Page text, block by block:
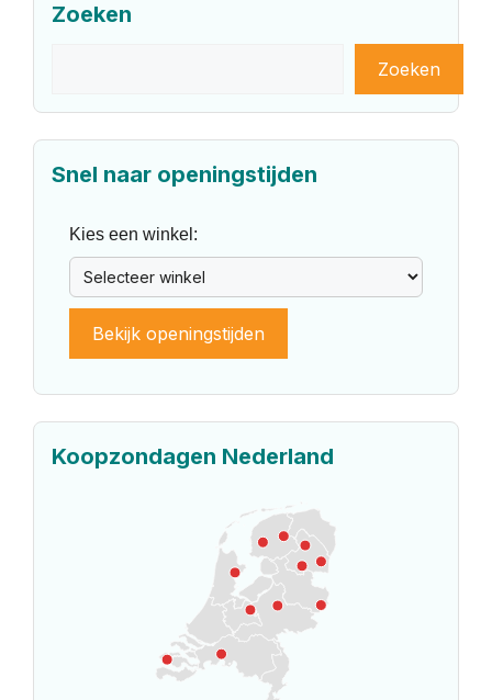
Zoeken
Zoeken
Snel naar openingstijden
Kies een winkel:
Bekijk openingstijden
Koopzondagen Nederland